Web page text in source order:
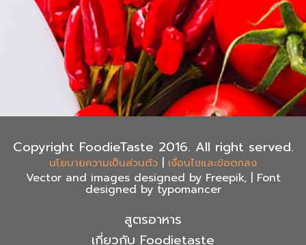
Copyright FoodieTaste 2016. All right served.
นโยบายความเป็นส่วนตัว | เงื่อนไขและข้อตกลง
Vector and images designed by Freepik, | Font
designed by typomancer
สูตรอาหาร
เกี่ยวกับ Foodietaste